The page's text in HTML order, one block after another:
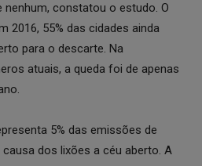
constatou o estudo. O
2016, 55% das cidades ainda
para o descarte. Na
atuais, a queda foi de apenas
5% das emissões de
dos lixões a céu aberto. A